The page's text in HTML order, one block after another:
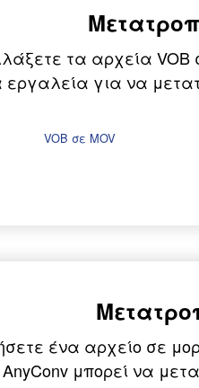
τα αρχεία
για να
VOB σε MOV
ένα αρχείο σε
AnyConv μπορεί να